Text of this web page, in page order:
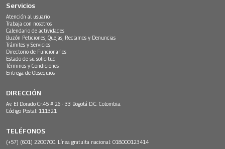
Servicios
Atención al usuario
Trabaja con nosotros
Calendario de actividades
Buzón Peticiones, Quejas, Reclamos y Denuncias
Trámites y Servicios
Directorio de Funcionarios
Estado de su solicitud
Términos y Condiciones
Entrega de Obsequios
DIRECCIÓN
Av. El Dorado Cr.45 # 26 - 33 Bogotá D.C. Colombia.
Código Postal: 111321
TELÉFONOS
(+57) (601) 2200700. Línea gratuita nacional: 018000123414